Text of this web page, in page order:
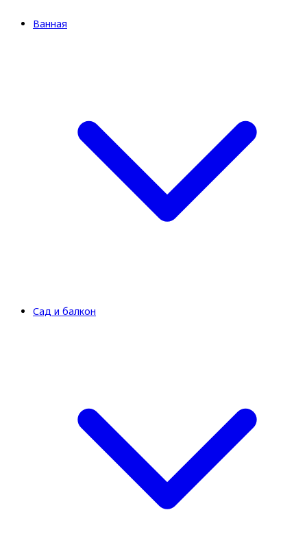
Ванная
Сад и балкон